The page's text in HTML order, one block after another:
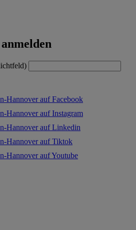
Hannover auf Facebook
Hannover auf Instagram
Hannover auf Linkedin
Hannover auf Tiktok
Hannover auf Youtube